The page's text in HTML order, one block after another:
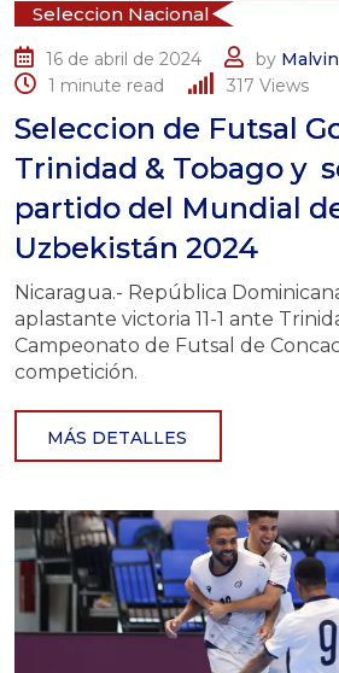
Seleccion Nacional
16 de abril de 2024 by
1 minute read
317 Views
Seleccion de Futsal
Trinidad & Tobago y
partido del Mundial
Uzbekistán 2024
Nicaragua.- República
aplastante victoria 11-1 ante
Campeonato de Futsal de
competición.
MÁS DETALLES